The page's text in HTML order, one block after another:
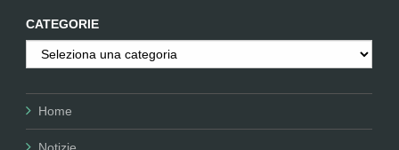
CATEGORIE
Categorie
Home